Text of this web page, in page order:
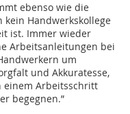
ebenso wie die
kein Handwerkskollege
ist. Immer wieder
Arbeitsanleitungen bei
um
und Akkuratesse,
einem Arbeitsschritt
begegnen.”